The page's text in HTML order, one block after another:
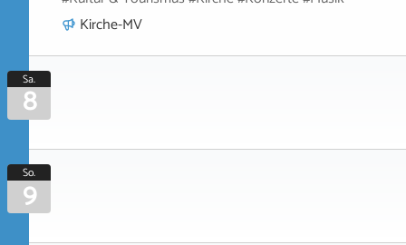
Kirche-MV
Sa.
8
So.
9